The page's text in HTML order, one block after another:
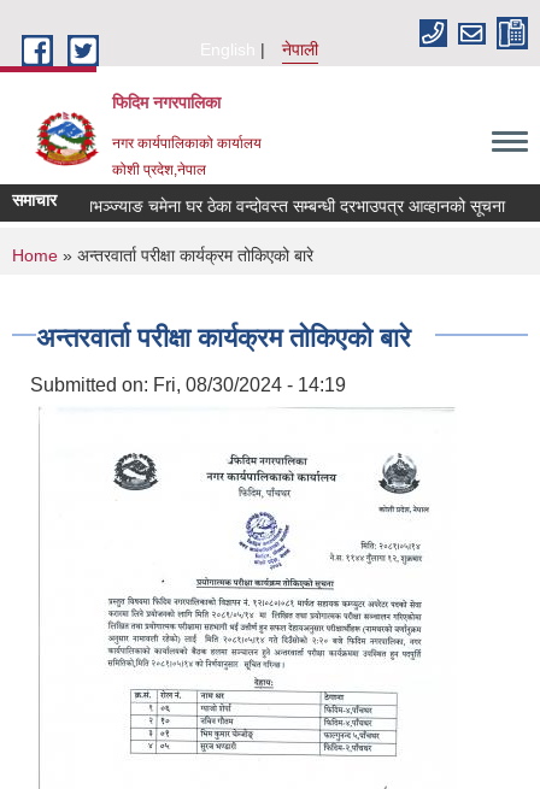
English
नेपाली
फिदिम नगरपालिका
नगर कार्यपालिकाको कार्यालय
कोशी प्रदेश,नेपाल
समाचारपौवाभञ्ज्याङ चमेना घर ठेका वन्दोवस्त सम्बन्धी दरभाउपत्र आव्हानको सूचना
You are here
Home » अन्तरवार्ता परीक्षा कार्यक्रम तोकिएको बारे
अन्तरवार्ता परीक्षा कार्यक्रम तोकिएको बारे
Submitted on: Fri, 08/30/2024 - 14:19